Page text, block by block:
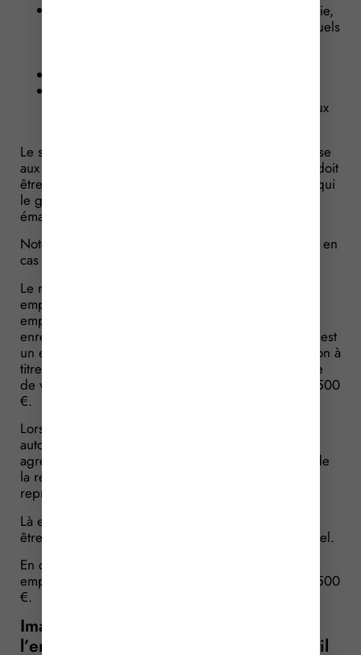
dans une entreprise de cinéma, de radiophonie,
de télévision ou d’enregistrements sonores, quels
objet la participation à des compétitions de jeux
Le surplus de rémunération qui excède la part remise
aux représentants légaux constituant le « pécule », doit
être versé à la Caisse des dépôts et consignations, qui
le gère jusqu’à la majorité de l’enfant ou son
émancipation.
Notez que des prélèvements peuvent être autorisés en
cas d’urgence et à titre exceptionnel.
Le non-respect de cette règle pour toute personne
employant des enfants engagés ou produits par un
employeur dont l’activité consiste à réaliser des
enregistrements audiovisuels dont le sujet principal est
un enfant de moins de 16 ans, en vue d’une diffusion à
titre lucratif sur un service de plateforme de partage
de vidéos, est désormais puni d’une amende de 3 500
€.
Lorsque l’emploi d’un enfant n’est pas soumis à
autorisation préfectorale individuelle mais à un
agrément, ce dernier fixe les règles de répartition de
la rémunération perçue par cet enfant entre ses
représentants légaux et le pécule.
Là encore, des prélèvements sur le pécule peuvent
être autorisés en cas d’urgence et à titre exceptionnel.
En cas de sanctions, la récidive est punie d’un
emprisonnement de 4 mois et d’une amende de 7 500
€.
Image de l’enfant : lorsque l’activité de
l’enfant ne relève pas du droit du travail